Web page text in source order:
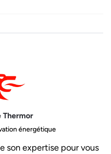
Thermor
énergétique
son expertise pour vous